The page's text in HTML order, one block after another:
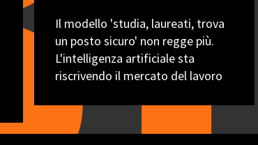
Il modello 'studia, laureati, trova
un posto sicuro' non regge più.
L'intelligenza artificiale sta
riscrivendo il mercato del lavoro